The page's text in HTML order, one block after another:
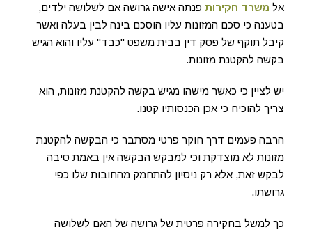
אל משרד חקירות פנתה אישה גרושה אם לשלושה ילדים,
בטענה כי סכם המזונות עליו הוסכם בינה לבין בעלה ואשר
קיבל תוקף של פסק דין בבית משפט "כבד" עליו והוא הגיש
בקשה להקטנת מזונות.
יש לציין כי כאשר מישהו מגיש בקשה להקטנת מזונות, הוא
צריך להוכיח כי אכן הכנסותיו קטנו.
הרבה פעמים דרך חוקר פרטי מסתבר כי הבקשה להקטנת
מזונות לא מוצדקת וכי למבקש הבקשה אין באמת סיבה
לבקש זאת, אלא רק ניסיון להתחמק מהחובות שלו כפי
גרושתו.
כך למשל בחקירה פרטית של גרושה של האם לשלושה